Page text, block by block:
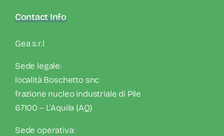
Contact Info
Gea s.r.l
Sede legale:
località Boschetto snc
frazione nucleo industriale di Pile
67100 – L’Aquila (AQ)
Sede operativa: